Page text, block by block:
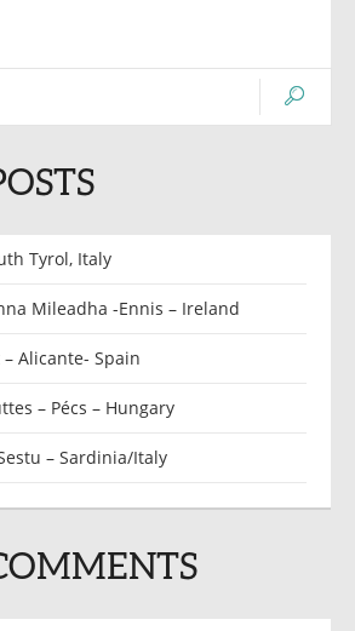
Tyrol, Italy
Mileadha -Ennis – Ireland
Alicante- Spain
– Pécs – Hungary
– Sardinia/Italy